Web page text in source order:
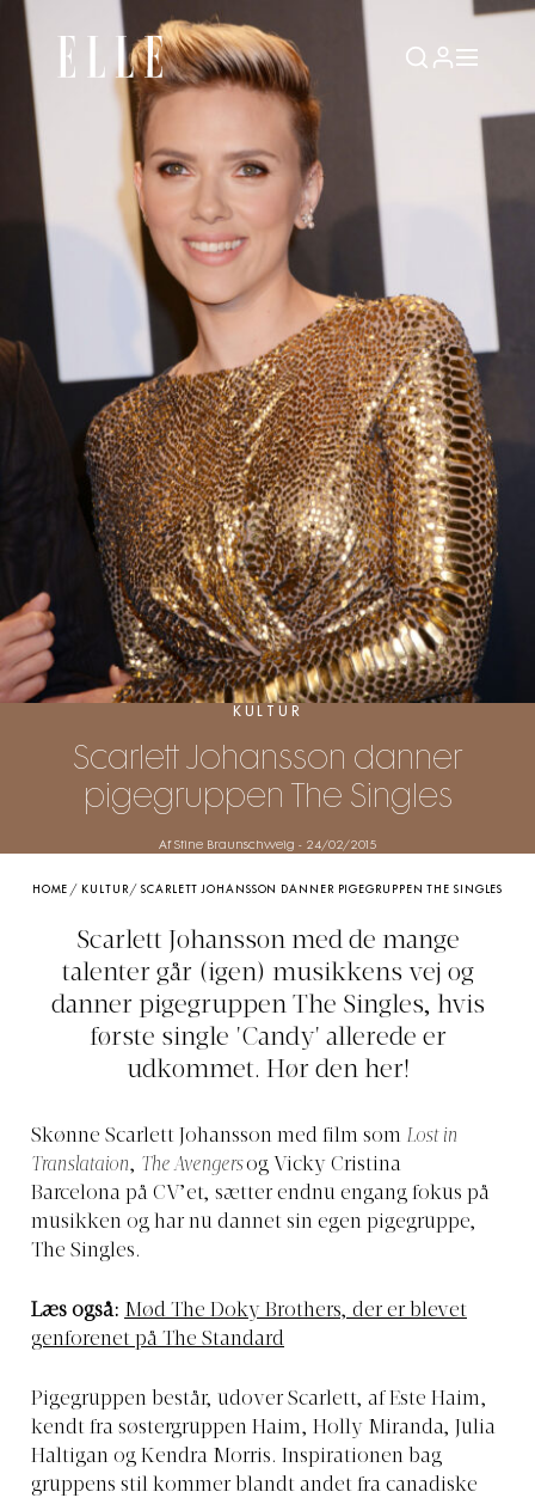
KULTUR
Scarlett Johansson danner
pigegruppen The Singles
Af Stine Braunschweig - 24/02/2015
HOME / KULTUR /SCARLETT JOHANSSON DANNER PIGEGRUPPEN THE SINGLES
Scarlett Johansson med de mange
talenter går (igen) musikkens vej og
danner pigegruppen The Singles, hvis
første single 'Candy' allerede er
udkommet. Hør den her!
Skønne Scarlett Johansson med film som Lost in
Translataion, The Avengersog Vicky Cristina
Barcelona på CV’et, sætter endnu engang fokus på
musikken og har nu dannet sin egen pigegruppe,
The Singles.
Læs også: Mød The Doky Brothers, der er blevet
genforenet på The Standard
Pigegruppen består, udover Scarlett, af Este Haim,
kendt fra søstergruppen Haim, Holly Miranda, Julia
Haltigan og Kendra Morris. Inspirationen bag
gruppens stil kommer blandt andet fra canadiske